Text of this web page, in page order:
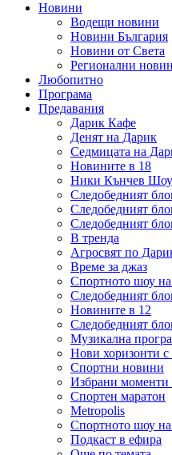
Новини
Водещи новини
Новини България
Новини от Света
Регионални
Любопитно
Програма
Предавания
Дарик Кафе
Денят на Дарик
Седмицата на
Новините в 18
Ники Кънчев Шоу
Следобедният
Следобедният
Следобедният
В тренда
Агросвят по
Време за джаз
Спортното шоу
Следобедният
Новините в 12
Следобедният
Музикална
Нови хоризонти
Спортни новини
Избрани моменти
Спортен маратон
Metropolis
Спортното шоу
Подкаст в ефира